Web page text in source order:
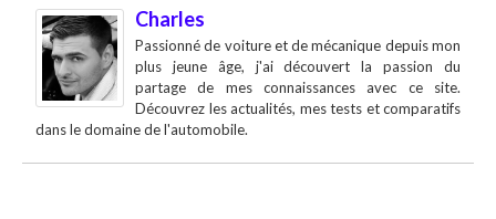
Charles
Passionné de voiture et de mécanique depuis mon
plus jeune âge, j'ai découvert la passion du
partage de mes connaissances avec ce site.
Découvrez les actualités, mes tests et comparatifs
dans le domaine de l'automobile.